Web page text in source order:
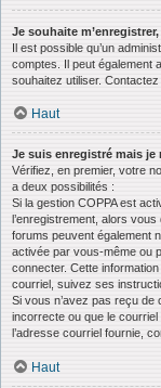
Je souhaite
Il est possible qu’un
comptes. Il peut également
souhaitez utiliser. Contactez
Haut
Je suis enregistré mais je
Vérifiez, en premier, votre
a deux possibilités :
Si la gestion COPPA est
l’enregistrement, alors
forums peuvent également
activée par vous-même ou
connecter. Cette
courriel, suivez ses
Si vous n’avez pas reçu
incorrecte ou que le
l’adresse courriel fournie,
Haut